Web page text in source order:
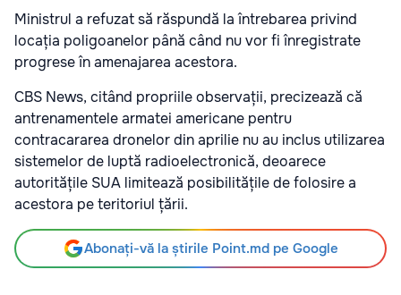
Ministrul a refuzat să răspundă la întrebarea privind
locația poligoanelor până când nu vor fi înregistrate
progrese în amenajarea acestora.
CBS News, citând propriile observații, precizează că
antrenamentele armatei americane pentru
contracararea dronelor din aprilie nu au inclus utilizarea
sistemelor de luptă radioelectronică, deoarece
autoritățile SUA limitează posibilitățile de folosire a
acestora pe teritoriul țării.
Abonați-vă la știrile Point.md pe Google